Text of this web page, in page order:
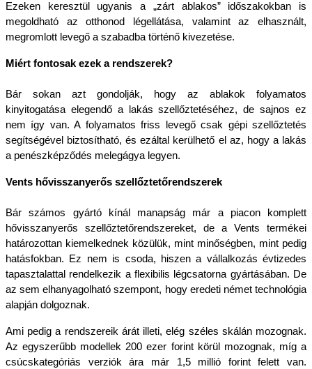
Ezeken keresztül ugyanis a „zárt ablakos” időszakokban is
megoldható az otthonod légellátása, valamint az elhasznált,
megromlott levegő a szabadba történő kivezetése.
Miért fontosak ezek a rendszerek?
Bár sokan azt gondolják, hogy az ablakok folyamatos
kinyitogatása elegendő a lakás szellőztetéséhez, de sajnos ez
nem így van. A folyamatos friss levegő csak gépi szellőztetés
segítségével biztosítható, és ezáltal kerülhető el az, hogy a lakás
a penészképződés melegágya legyen.
Vents hővisszanyerős szellőztetőrendszerek
Bár számos gyártó kínál manapság már a piacon komplett
hővisszanyerős szellőztetőrendszereket, de a Vents termékei
határozottan kiemelkednek közülük, mint minőségben, mint pedig
hatásfokban. Ez nem is csoda, hiszen a vállalkozás évtizedes
tapasztalattal rendelkezik a flexibilis légcsatorna gyártásában. De
az sem elhanyagolható szempont, hogy eredeti német technológia
alapján dolgoznak.
Ami pedig a rendszereik árát illeti, elég széles skálán mozognak.
Az egyszerűbb modellek 200 ezer forint körül mozognak, míg a
csúcskategóriás verziók ára már 1,5 millió forint felett van.